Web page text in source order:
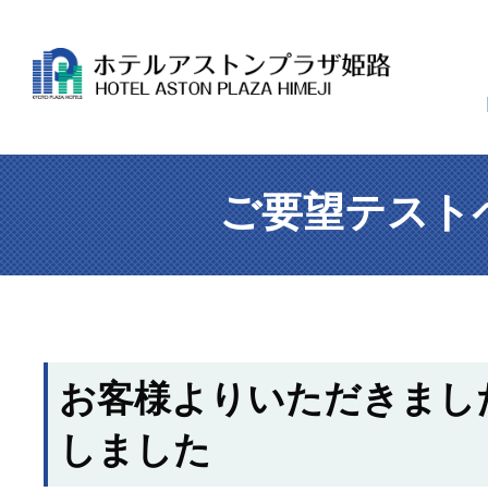
ご要望テスト
お客様よりいただきま
しました